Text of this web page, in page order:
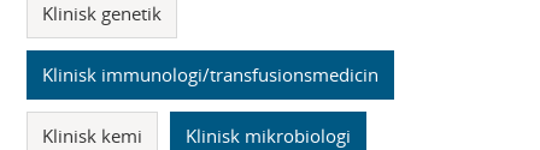
Klinisk genetik
Klinisk immunologi/transfusionsmedicin
Klinisk kemi Klinisk mikrobiologi